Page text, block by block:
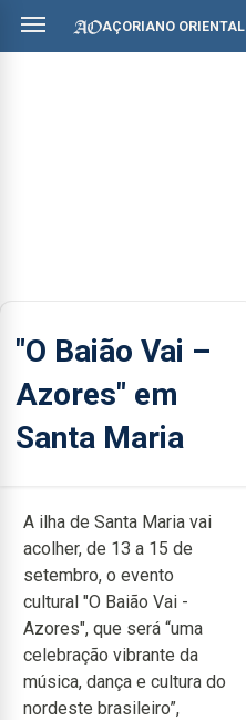
AÇORIANO ORIENTAL
"O Baião Vai –
Azores" em
Santa Maria
A ilha de Santa Maria vai
acolher, de 13 a 15 de
setembro, o evento
cultural "O Baião Vai -
Azores", que será “uma
celebração vibrante da
música, dança e cultura do
nordeste brasileiro”,